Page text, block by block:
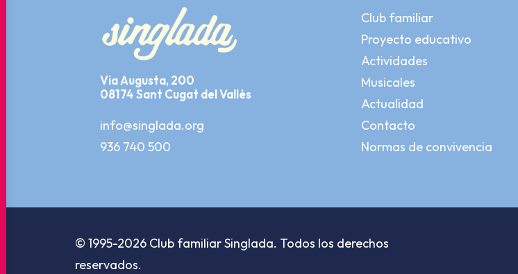
Via Augusta, 200
08174 Sant Cugat del Vallès
info@singlada.org
936 740 500
Club familiar
Proyecto educativo
Actividades
Musicales
Actualidad
Contacto
Normas de convivencia
© 1995-2026 Club familiar Singlada. Todos los derechos
reservados.